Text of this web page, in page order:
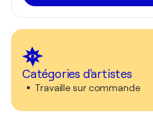
Catégories d'artistes
Travaille sur commande